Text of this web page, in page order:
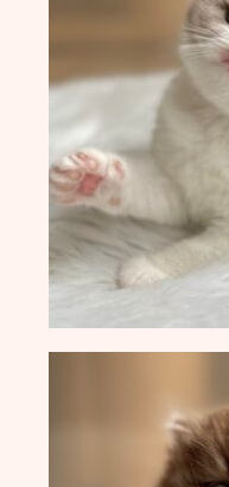
Europa
*CZ
Kater
Gr. Int.
Z-Wurf vom